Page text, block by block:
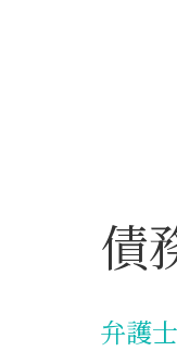
債
弁護